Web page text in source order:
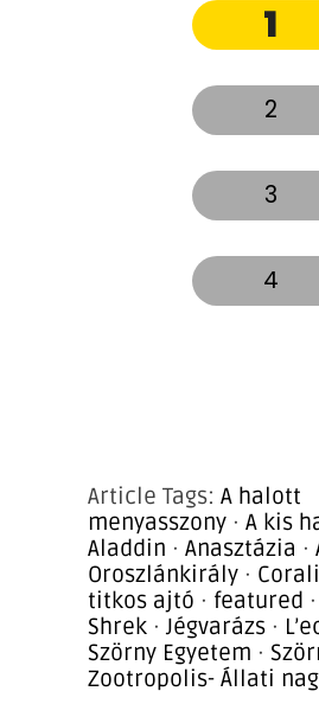
1
2
3
4
Article Tags: A halott
menyasszony · A kis
Aladdin · Anasztázia ·
Oroszlánkirály ·
titkos ajtó · featured ·
Shrek · Jégvarázs ·
Szörny Egyetem ·
Zootropolis- Állati